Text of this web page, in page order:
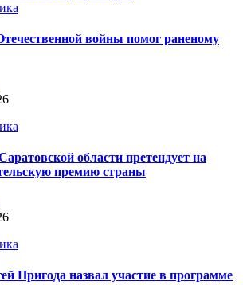
войны помог раненому
области претендует на
премию страны
Пригода назвал участие в программе